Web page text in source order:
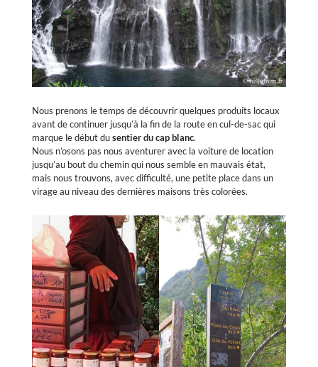
Nous prenons le temps de découvrir quelques produits locaux
avant de continuer jusqu’à la fin de la route en cul-de-sac qui
marque le début dusentier du cap blanc.
Nous n’osons pas nous aventurer avec la voiture de location
jusqu’au bout du chemin qui nous semble en mauvais état,
mais nous trouvons, avec difficulté, une petite place dans un
virage au niveau des dernières maisons très colorées.